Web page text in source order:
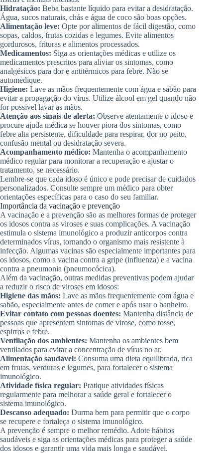
Hidratação: Beba bastante líquido para evitar a desidratação.
Água, sucos naturais, chás e água de coco são boas opções.
Alimentação leve: Opte por alimentos de fácil digestão, como
sopas, caldos, frutas cozidas e legumes. Evite alimentos
gordurosos, frituras e alimentos processados.
Medicamentos: Siga as orientações médicas e utilize os
medicamentos prescritos para aliviar os sintomas, como
analgésicos para dor e antitérmicos para febre. Não se
automedique.
Higiene: Lave as mãos frequentemente com água e sabão para
evitar a propagação do vírus. Utilize álcool em gel quando não
for possível lavar as mãos.
Atenção aos sinais de alerta: Observe atentamente o idoso e
procure ajuda médica se houver piora dos sintomas, como
febre alta persistente, dificuldade para respirar, dor no peito,
confusão mental ou desidratação severa.
Acompanhamento médico: Mantenha o acompanhamento
médico regular para monitorar a recuperação e ajustar o
tratamento, se necessário.
Lembre-se que cada idoso é único e pode precisar de cuidados
personalizados. Consulte sempre um médico para obter
orientações específicas para o caso do seu familiar.
Importância da vacinação e prevenção
A vacinação e a prevenção são as melhores formas de proteger
os idosos contra as viroses e suas complicações. A vacinação
estimula o sistema imunológico a produzir anticorpos contra
determinados vírus, tornando o organismo mais resistente à
infecção. Algumas vacinas são especialmente importantes para
os idosos, como a vacina contra a gripe (influenza) e a vacina
contra a pneumonia (pneumocócica).
Além da vacinação, outras medidas preventivas podem ajudar
a reduzir o risco de viroses em idosos:
Higiene das mãos: Lave as mãos frequentemente com água e
sabão, especialmente antes de comer e após usar o banheiro.
Evitar contato com pessoas doentes: Mantenha distância de
pessoas que apresentem sintomas de virose, como tosse,
espirros e febre.
Ventilação dos ambientes: Mantenha os ambientes bem
ventilados para evitar a concentração de vírus no ar.
Alimentação saudável: Consuma uma dieta equilibrada, rica
em frutas, verduras e legumes, para fortalecer o sistema
imunológico.
Atividade física regular: Pratique atividades físicas
regularmente para melhorar a saúde geral e fortalecer o
sistema imunológico.
Descanso adequado: Durma bem para permitir que o corpo
se recupere e fortaleça o sistema imunológico.
A prevenção é sempre o melhor remédio. Adote hábitos
saudáveis e siga as orientações médicas para proteger a saúde
dos idosos e garantir uma vida mais longa e saudável.